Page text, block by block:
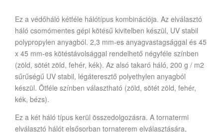
Ez a védőháló kétféle hálótípus kombinációja. Az elválasztó
háló csomómentes gépi kötésű kivitelben készül, UV stabil
polypropylen anyagból. 2,3 mm-es anyagvastagsággal és 45
x 45 mm-es kötéstávolsággal rendelhető négyféle színben
(zöld, sötét zöld, fehér, kék). Az alsó takaró háló, 200 g / m2
sűrűségű UV stabil, légáteresztő polyethylen anyagból
készül. Ötféle színben választható (zöld, sötét zöld, fehér,
kék, bézs).
Ez a két háló típus kerül összedolgozásra. A tornatermi
elválasztó hálót elsősorban tornaterem elválasztására,